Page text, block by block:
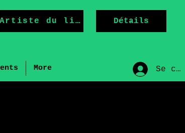
Artiste du livre Détails
More Se